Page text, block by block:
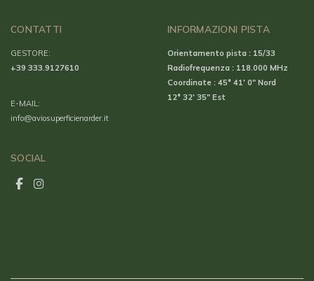
CONTATTI
GESTORE:
+39 333.9127610
E-MAIL:
info@aviosuperficienarder.it
INFORMAZIONI PISTA
Orientamento pista : 15/33
Radiofrequenza : 118.000 MHz
Coordinate : 45° 41′ 0″ Nord
12° 32′ 35″ Est
SOCIAL